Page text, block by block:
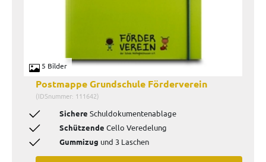
5 Bilder
Postmappe Grundschule Förderverein
(IDSnummer: 111642)
Sichere Schuldokumentenablage
Schützende Cello Veredelung
Gummizug und 3 Laschen